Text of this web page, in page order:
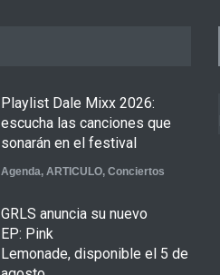
Playlist Dale Mixx 2026:
escucha las canciones que
sonarán en el festival
Agenda, ARTICULO, Conciertos
GRLS anuncia su nuevo
EP: Pink
Lemonade, disponible el 5 de